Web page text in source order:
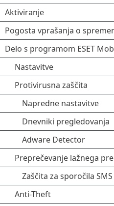
Aktiviranje
Pogosta vprašanja o
Delo s programom ESET
Nastavitve
Protivirusna zaščita
Napredne nastavitve
Dnevniki pregledovanja
Adware Detector
Preprečevanje lažnega
Zaščita za sporočila
Anti-Theft